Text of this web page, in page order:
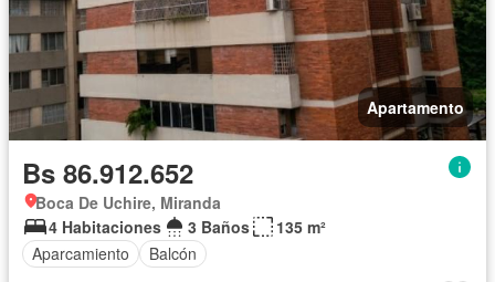
Apartamento
Bs 86.912.652
Boca De Uchire, Miranda
4 Habitaciones
3 Baños
135 m²
Aparcamiento
Balcón